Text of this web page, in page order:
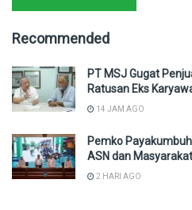
Recommended
PT MSJ Gugat
Ratusan Eks
14 JAM AGO
Pemko
ASN dan Masyarakat
2 HARI AGO